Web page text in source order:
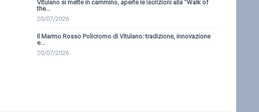
Vitulano si mette in cammino, aperte le iscrizioni alla ''Walk of
the...
20/07/2026
Il Marmo Rosso Policromo di Vitulano: tradizione, innovazione
e...
20/07/2026